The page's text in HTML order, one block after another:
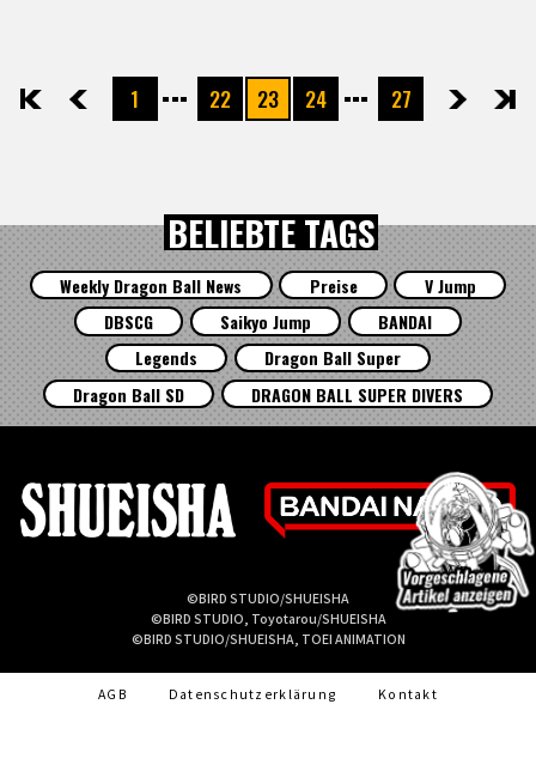
先頭 前へ1 22 23 24 27次へ最後
BELIEBTE TAGS
Weekly Dragon Ball News Preise
V Jump
DBSCG
Saikyo Jump
BANDAI
Legends
Dragon Ball Super
Dragon Ball SD
DRAGON BALL SUPER DIVERS
©BIRD STUDIO/SHUEISHA
©BIRD STUDIO, Toyotarou/SHUEISHA
©BIRD STUDIO/SHUEISHA, TOEI ANIMATION
AGB Datenschutzerklärung Kontakt